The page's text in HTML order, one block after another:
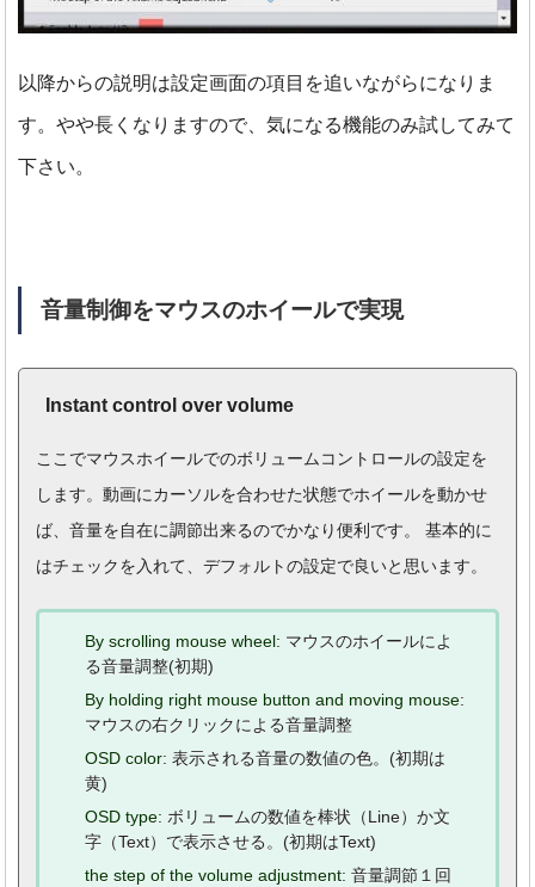
以降からの説明は設定画面の項目を追いながらになりま
す。やや長くなりますので、気になる機能のみ試してみて
下さい。
音量制御をマウスのホイールで実現
Instant control over volume
ここでマウスホイールでのボリュームコントロールの設定を
します。動画にカーソルを合わせた状態でホイールを動かせ
ば、音量を自在に調節出来るのでかなり便利です。 基本的に
はチェックを入れて、デフォルトの設定で良いと思います。
By scrolling mouse wheel: マウスのホイールによ
る音量調整(初期)
By holding right mouse button and moving mouse:
マウスの右クリックによる音量調整
OSD color: 表示される音量の数値の色。(初期は
黄)
OSD type: ボリュームの数値を棒状（Line）か文
字（Text）で表示させる。(初期はText)
the step of the volume adjustment: 音量調節１回